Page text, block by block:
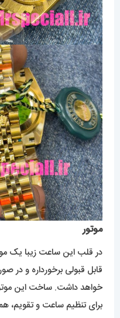
موتور
در قلب این ساعت زیبا یک
قابل قبولی برخورداره و در
خواهد داشت. ساخت این
برای تنظیم ساعت و تقویم،